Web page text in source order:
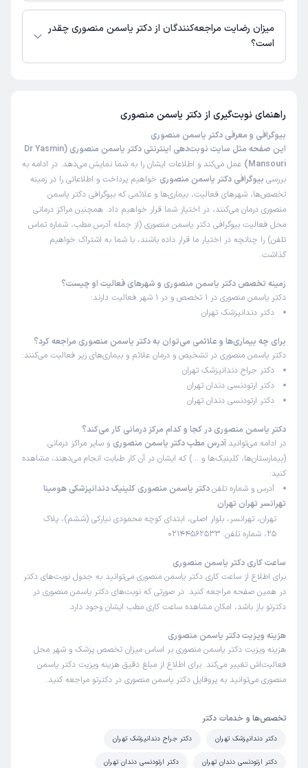
دکتر یاسمن منصوری از روز دوشنبه 19 مرداد 1405 بیمار جدید می‌پذیرند.
میزان رضایت مراجعه‌کنندگان از دکتر یاسمن منصوری چقدر
است؟
راهنمای نوبت‌گیری از دکتر یاسمن منصوری
بیوگرافی و معرفی دکتر یاسمن منصوری
این صفحه مثل سایت نوبت‌دهی اینترنتی دکتر یاسمن منصوری (Dr Yasmin
Mansouri)
عمل می‌کند و اطلاعات ایشان را به شما نمایش می‌دهد. در ادامه به
بررسی بیوگرافی دکتر یاسمن منصوری خواهیم پرداخت و اطلاعاتی را در زمینه
تخصص‌ها، شهرهای فعالیت، بیماری‌ها و علائمی که بیوگرافی دکتر یاسمن
منصوری درمان می‌کنند، در اختیار شما قرار خواهیم داد. همچنین مراکز درمانی
محل فعالیت بیوگرافی دکتر یاسمن منصوری (از جمله آدرس مطب، شماره تماس
تلفن) را چنانچه در اختیار ما قرار داده باشند، با شما به اشتراک خواهیم
گذاشت.
زمینه تخصص دکتر یاسمن منصوری و شهرهای فعالیت او چیست؟
دکتر یاسمن منصوری در 1 تخصص و در 1 شهر فعالیت دارند:
دکتر دندانپزشک تهران
برای چه بیماری‌ها و علائمی می‌توان به دکتر یاسمن منصوری مراجعه کرد؟
دکتر یاسمن منصوری در تشخیص و درمان علائم و بیماری‌های زیر فعالیت می‌کنند:
دکتر جراح دندانپزشک تهران
دکتر ارتودنسی دندان تهران
دکتر ارتودنسی دندان تهران
دکتر یاسمن منصوری در کجا و کدام مرکز درمانی کار می‌کند؟
در ادامه می‌توانید آدرس مطب دکتر یاسمن منصوری و سایر مراکز درمانی
(بیمارستان‌ها، کلینیک‌ها و …) که ایشان در آن کار طبابت انجام می‌دهند، مشاهده
کنید:
آدرس و شماره تلفندکتر یاسمن منصوری کلینیک دندانپزشکی هومینا
تهرانسر تهران تهران
تهران، تهرانسر، بلوار اصلی، ابتدای کوچه محمودی نیارکی (ششم)، پلاک
25، شماره تلفن: 02144562533
ساعت کاری دکتر یاسمن منصوری
برای اطلاع از ساعت کاری دکتر یاسمن منصوری می‌توانید به جدول نوبت‌های دکتر
در همین صفحه مراجعه کنید. در صورتی که نوبت‌های دکتر یاسمن منصوری در
دکترتو باز باشد، امکان مشاهده ساعت کاری مطب ایشان وجود دارد.
هزینه ویزیت دکتر یاسمن منصوری
هزینه ویزیت دکتر یاسمن منصوری بر اساس میزان تخصص پزشک و شهر محل
فعالیت‌اش تغییر می‌کند. برای اطلاع از مبلغ دقیق هزینه ویزیت دکتر یاسمن
منصوری می‌توانید به پروفایل دکتر یاسمن منصوری در دکترتو مراجعه کنید.
تخصص‌ها و خدمات دکتر
دکتر دندانپزشک تهران دکتر جراح دندانپزشک تهران
دکتر ارتودنسی دندان تهران دکتر ارتودنسی دندان تهران